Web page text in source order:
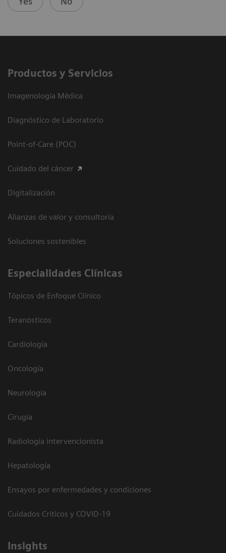
Productos y Servicios
Imagenología Médica
Diagnóstico de Laboratorio
Point-of-Care (POC)
Cuidado del cáncer
Digitalización
Alianzas de valor y consultoría
Soluciones sostenibles
Especialidades Clínicas
Tópicos de Enfoque Clínico
Teranósticos
Cardiología
Oncología
Neurología
Cirugía
Radiología intervencionista
Hepatología
Ensayos por enfermedades y condiciones
Cuidados Críticos y COVID-19
Insights